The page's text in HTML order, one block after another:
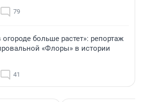
79
больше растет»: репортаж
«Флоры» в истории
41